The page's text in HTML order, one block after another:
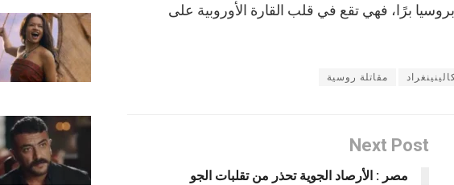
برًا، فهي تقع في قلب القارة الأوروبية على
مقاتلة روسية
Next Post
مصر : الأرصاد الجوية تحذر من تقلبات الجو